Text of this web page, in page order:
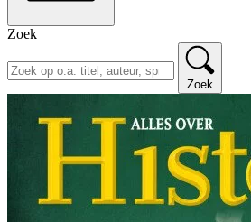
Zoek
Zoek